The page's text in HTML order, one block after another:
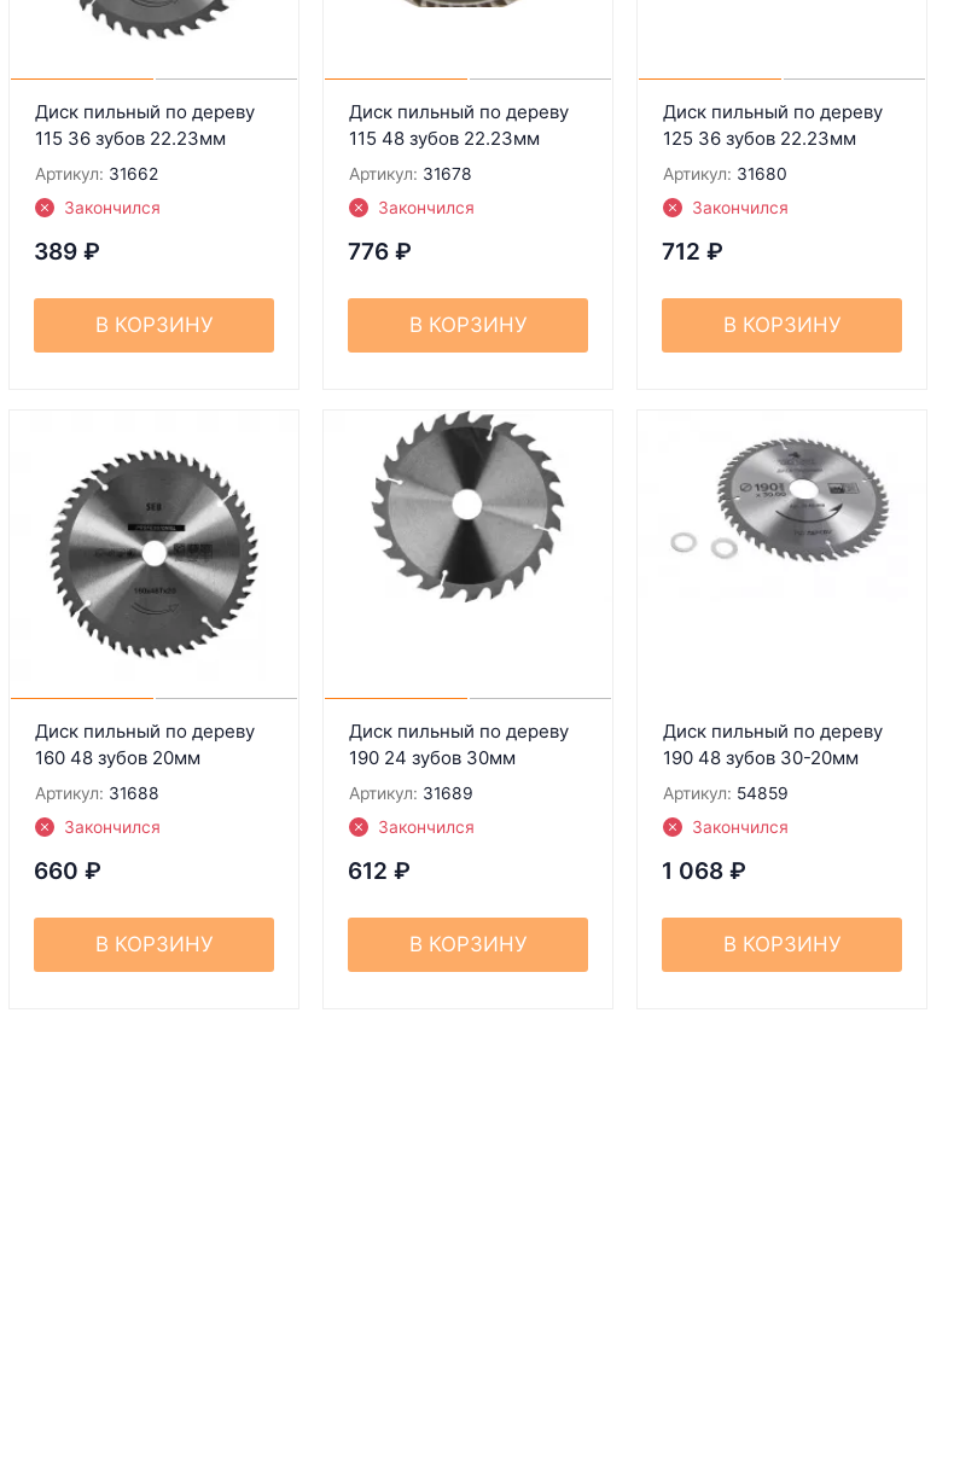
Диск пильный по дереву
115 36 зубов 22.23мм
Артикул: 31662
Закончился
389 ₽
В КОРЗИНУ
Диск пильный по дереву
115 48 зубов 22.23мм
Артикул: 31678
Закончился
776 ₽
В КОРЗИНУ
Диск пильный по дереву
125 36 зубов 22.23мм
Артикул: 31680
Закончился
712 ₽
В КОРЗИНУ
Диск пильный по дереву
160 48 зубов 20мм
Артикул: 31688
Закончился
660 ₽
В КОРЗИНУ
Диск пильный по дереву
190 24 зубов 30мм
Артикул: 31689
Закончился
612 ₽
В КОРЗИНУ
Диск пильный по дереву
190 48 зубов 30-20мм
Артикул: 54859
Закончился
1 068 ₽
В КОРЗИНУ